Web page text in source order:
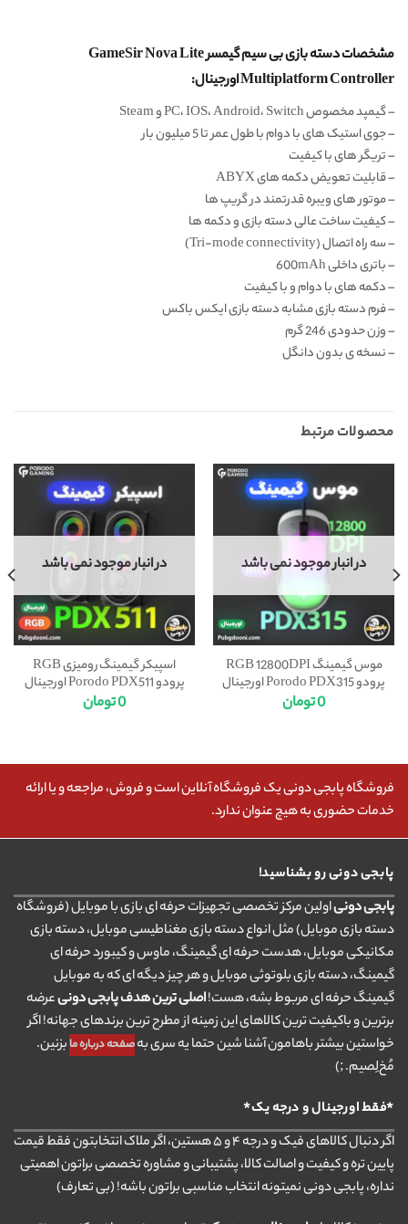
مشخصات دسته بازی بی سیم گیمسر GameSir Nova Lite
Multiplatform Controller اورجینال:
– گیمپد مخصوص PC، IOS، Android، Switch و Steam
– جوی استیک های با دوام با طول عمر تا 5 میلیون بار
– تریگر های با کیفیت
– قابلیت تعویض دکمه های ABYX
– موتور های ویبره قدرتمند در گریپ ها
– کیفیت ساخت عالی دسته بازی و دکمه ها
– سه راه اتصال (Tri-mode connectivity)
– باتری داخلی 600mAh
– دکمه های با دوام و با کیفیت
– فرم دسته بازی مشابه دسته بازی ایکس باکس
– وزن حدودی 246 گرم
– نسخه ی بدون دانگل
محصولات مرتبط
در انبار موجود نمی باشد
موس گیمینگ RGB 12800DPI
پرودو Porodo PDX315 اورجینال
0تومان
در انبار موجود نمی باشد
اسپیکر گیمینگ رومیزی RGB
پرودو Porodo PDX511 اورجینال
0تومان
فروشگاه پابجی دونی یک فروشگاه آنلاین است و فروش، مراجعه و یا ارائه
خدمات حضوری به هیچ عنوان ندارد.
پابجی دونی رو بشناسید!
پابجی دونیاولین مرکز تخصصی تجهیزات حرفه ای بازی با موبایل (فروشگاه
دسته بازی موبایل) مثل انواع دسته بازی مغناطیسی موبایل، دسته بازی
مکانیکی موبایل، هدست حرفه ای گیمینگ، ماوس و کیبورد حرفه ای
گیمینگ، دسته بازی بلوتوثی موبایل و هر چیز دیگه ای که به موبایل
گیمینگ حرفه ای مربوط بشه، هست!اصلی ترین هدف پابجی دونیعرضه
برترین و باکیفیت ترین کالاهای این زمینه از مطرح ترین برندهای جهانه! اگر
خواستین بیشتر باهامون آشنا شین حتما یه سری بهصفحه درباره ما بزنین.
مُخ‌لِصیم. ;)
*فقط اورجینال و درجه یک*
اگر دنبال کالاهای فیک و درجه ۴ و ۵ هستین، اگر ملاک انتخابتون فقط قیمت
پایین تره و کیفیت و اصالت کالا، پشتیبانی و مشاوره تخصصی براتون اهمیتی
نداره، پابجی دونی نمیتونه انتخاب مناسبی براتون باشه! (بی تعارف)